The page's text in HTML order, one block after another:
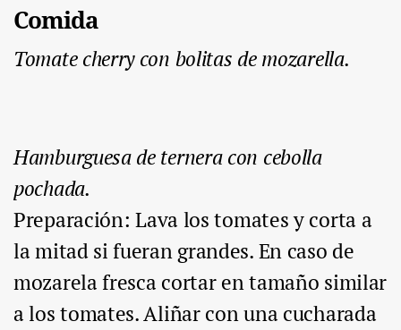
Comida
Tomate cherry con bolitas de mozarella.
Hamburguesa de ternera con cebolla
pochada.
Preparación: Lava los tomates y corta a
la mitad si fueran grandes. En caso de
mozarela fresca cortar en tamaño similar
a los tomates. Aliñar con una cucharada